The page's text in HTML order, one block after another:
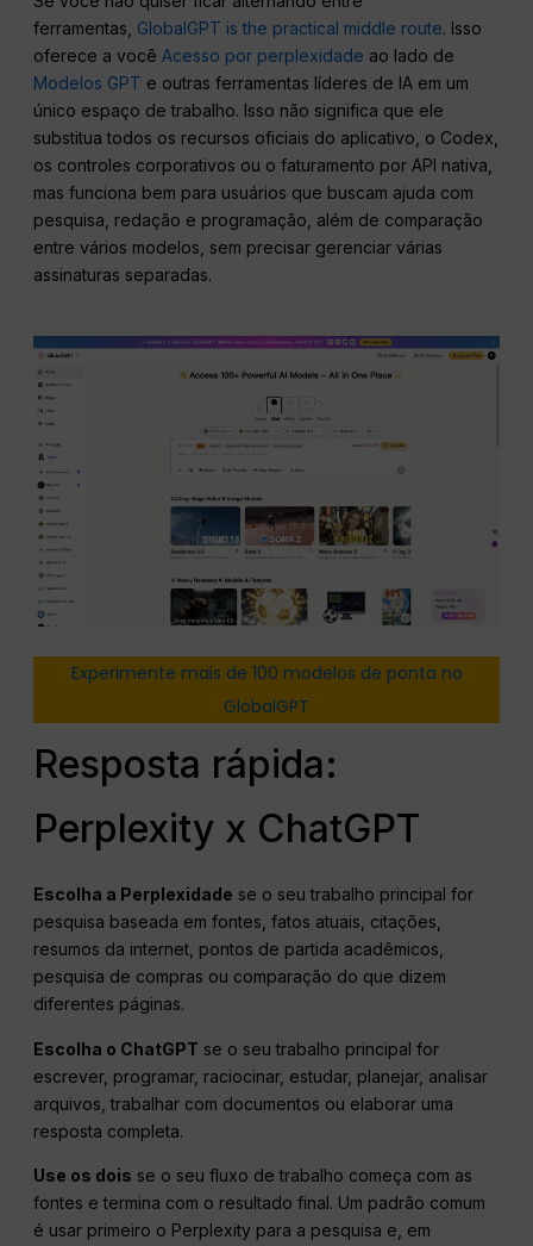
ferramentas, GlobalGPT is the practical middle route. Isso
oferece a vocêAcesso por perplexidade ao lado de
Modelos GPT e outras ferramentas líderes de IA em um
único espaço de trabalho. Isso não significa que ele
substitua todos os recursos oficiais do aplicativo, o Codex,
os controles corporativos ou o faturamento por API nativa,
mas funciona bem para usuários que buscam ajuda com
pesquisa, redação e programação, além de comparação
entre vários modelos, sem precisar gerenciar várias
assinaturas separadas.
Experimente mais de 100 modelos de ponta no
GlobalGPT
Resposta rápida:
Perplexity x ChatGPT
Escolha a Perplexidade se o seu trabalho principal for
pesquisa baseada em fontes, fatos atuais, citações,
resumos da internet, pontos de partida acadêmicos,
pesquisa de compras ou comparação do que dizem
diferentes páginas.
Escolha o ChatGPT se o seu trabalho principal for
escrever, programar, raciocinar, estudar, planejar, analisar
arquivos, trabalhar com documentos ou elaborar uma
resposta completa.
Use os dois se o seu fluxo de trabalho começa com as
fontes e termina com o resultado final. Um padrão comum
é usar primeiro o Perplexity para a pesquisa e, em